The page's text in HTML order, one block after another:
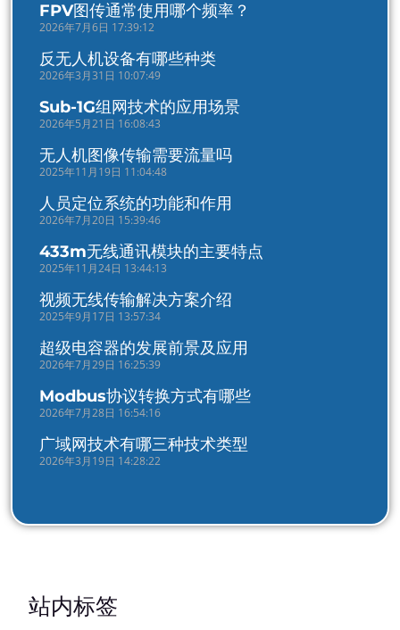
FPV图传通常使用哪个频率？
2026年7月6日 17:39:12
反无人机设备有哪些种类
2026年3月31日 10:07:49
Sub-1G组网技术的应用场景
2026年5月21日 16:08:43
无人机图像传输需要流量吗
2025年11月19日 11:04:48
人员定位系统的功能和作用
2026年7月20日 15:39:46
433m无线通讯模块的主要特点
2025年11月24日 13:44:13
视频无线传输解决方案介绍
2025年9月17日 13:57:34
超级电容器的发展前景及应用
2026年7月29日 16:25:39
Modbus协议转换方式有哪些
2026年7月28日 16:54:16
广域网技术有哪三种技术类型
2026年3月19日 14:28:22
站内标签